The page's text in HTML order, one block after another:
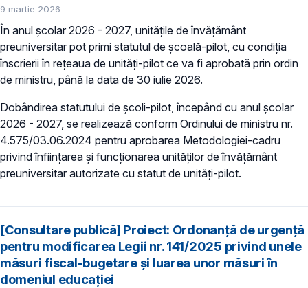
9 martie 2026
În anul școlar 2026 - 2027, unitățile de învățământ
preuniversitar pot primi statutul de școală-pilot, cu condiția
înscrierii în rețeaua de unități-pilot ce va fi aprobată prin ordin
de ministru, până la data de 30 iulie 2026.
Dobândirea statutului de școli-pilot, începând cu anul școlar
2026 - 2027, se realizează conform Ordinului de ministru nr.
4.575/03.06.2024 pentru aprobarea Metodologiei-cadru
privind înființarea și funcționarea unităților de învățământ
preuniversitar autorizate cu statut de unități-pilot.
[Consultare publică] Proiect: Ordonanță de urgență
pentru modificarea Legii nr. 141/2025 privind unele
măsuri fiscal-bugetare și luarea unor măsuri în
domeniul educației